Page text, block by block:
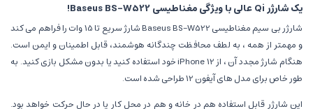
یک شارژر Qi عالی با ویژگی مغناطیسی Baseus BS-W522!
شارژر بی سیم مغناطیسی Baseus BS-W522 شارژ سریع تا 15 وات را فراهم می کند
و مهمتر از همه ، به لطف محافظت چندگانه هوشمند، قابل اطمینان و ایمن است.
هنگام شارژ مجدد آن ، از iPhone 12 خود استفاده کنید یا بدون مشکل بازی کنید. به
طور خاص برای مدل های آیفون 12 طراحی شده است.
این شارژر قابل استفاده هم در خانه و هم در محل کار یا در حال حرکت خواهد بود.